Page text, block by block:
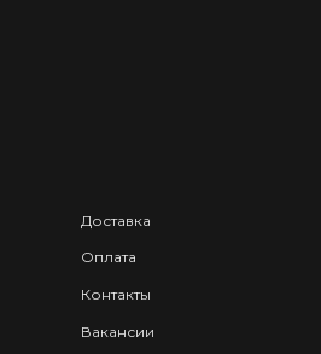
Доставка
Оплата
Контакты
Вакансии